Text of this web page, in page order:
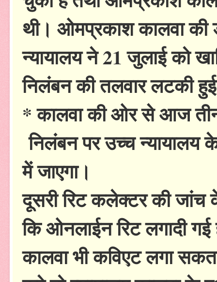
थी। ओमप्रकाश कालवा की
न्यायालय ने 21 जुलाई को
निलंबन की तलवार लटकी
* कालवा की ओर से आज
निलंबन पर उच्च न्यायालय
में जाएगा।
दूसरी रिट कलेक्टर की जांच
कि ओनलाईन रिट लगादी
कालवा भी कविएट लगा